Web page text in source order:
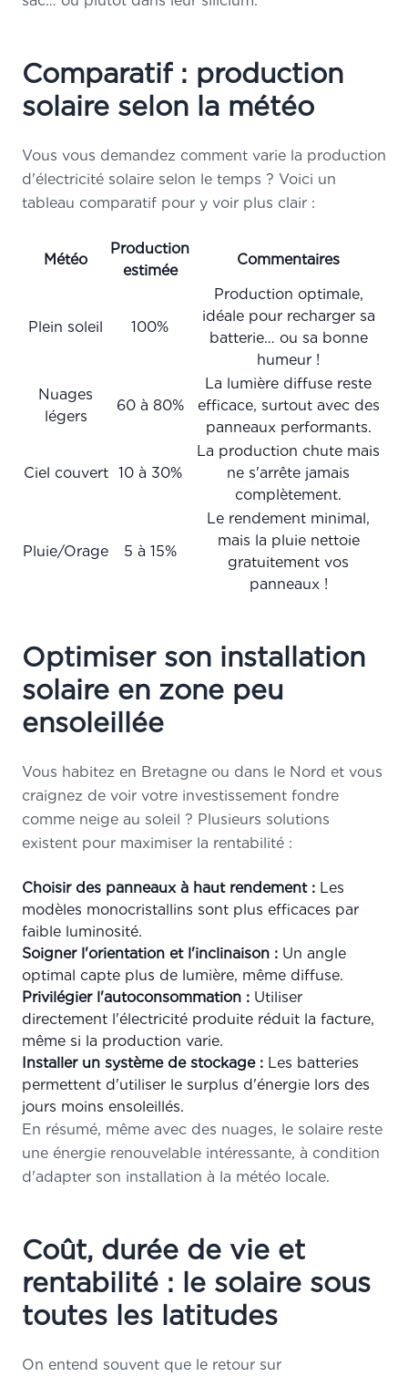
Comparatif : production
solaire selon la météo
Vous vous demandez comment varie la production
d'électricité solaire selon le temps ? Voici un
tableau comparatif pour y voir plus clair :
Météo
Production
estimée
Commentaires
Plein soleil 100%
Production optimale,
idéale pour recharger sa
batterie… ou sa bonne
humeur !
Nuages
légers
60 à 80%
La lumière diffuse reste
efficace, surtout avec des
panneaux performants.
Ciel couvert 10 à 30%
La production chute mais
ne s'arrête jamais
complètement.
Pluie/Orage 5 à 15%
Le rendement minimal,
mais la pluie nettoie
gratuitement vos
panneaux !
Optimiser son installation
solaire en zone peu
ensoleillée
Vous habitez en Bretagne ou dans le Nord et vous
craignez de voir votre investissement fondre
comme neige au soleil ? Plusieurs solutions
existent pour maximiser la rentabilité :
Choisir des panneaux à haut rendement : Les
modèles monocristallins sont plus efficaces par
faible luminosité.
Soigner l'orientation et l'inclinaison : Un angle
optimal capte plus de lumière, même diffuse.
Privilégier l'autoconsommation : Utiliser
directement l'électricité produite réduit la facture,
même si la production varie.
Installer un système de stockage : Les batteries
permettent d'utiliser le surplus d'énergie lors des
jours moins ensoleillés.
En résumé, même avec des nuages, le solaire reste
une énergie renouvelable intéressante, à condition
d'adapter son installation à la météo locale.
Coût, durée de vie et
rentabilité : le solaire sous
toutes les latitudes
On entend souvent que le retour sur